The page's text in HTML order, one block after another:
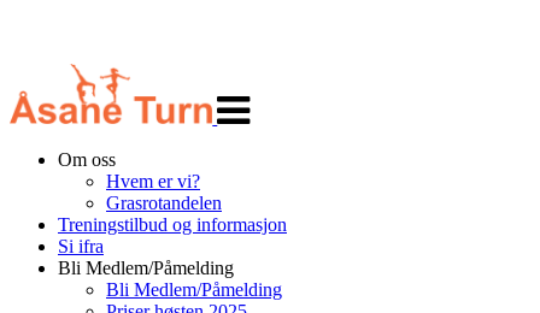
navigasjon
Om oss
Hvem er vi?
Grasrotandelen
Treningstilbud og informasjon
Si ifra
Bli Medlem/Påmelding
Bli Medlem/Påmelding